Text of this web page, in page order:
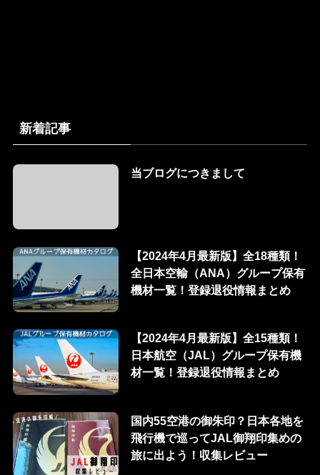
新着記事
当ブログにつきまして
【2024年4月最新版】全18種類！
全日本空輸（ANA）グループ保有
機材一覧！登録退役情報まとめ
【2024年4月最新版】全15種類！
日本航空（JAL）グループ保有機
材一覧！登録退役情報まとめ
国内55空港の御朱印？日本各地を
飛行機で巡ってJAL御翔印集めの
旅に出よう！収集レビュー